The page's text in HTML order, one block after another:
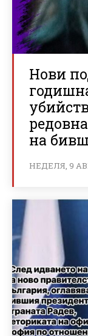
Нови
на
НЕДЕЛЯ, 9